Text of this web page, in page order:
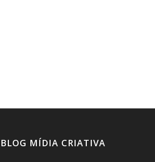
BLOG MÍDIA CRIATIVA